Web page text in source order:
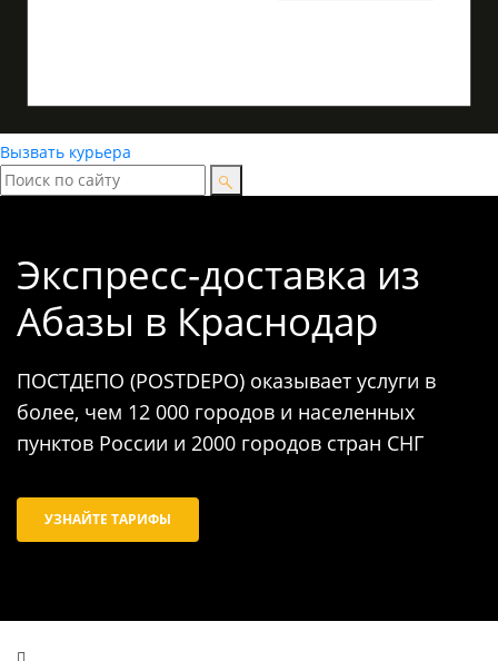
Вызвать курьера
Экспресс-доставка из
Абазы в Краснодар
ПОСТДЕПО (POSTDEPO) оказывает услуги в
более, чем 12 000 городов и населенных
пунктов России и 2000 городов стран СНГ
УЗНАЙТЕ ТАРИФЫ